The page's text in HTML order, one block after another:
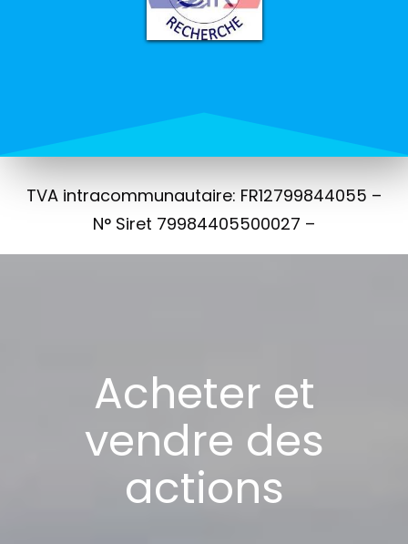
TVA intracommunautaire: FR12799844055 –
N° Siret 79984405500027 –
Acheter et
vendre des
actions